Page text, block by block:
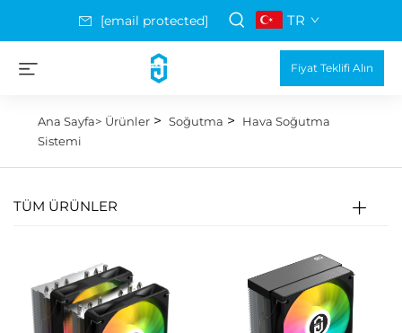
[email protected] TR
Fiyat Teklifi Alın
Ana Sayfa> Ürünler> Soğutma >
Hava Soğutma
Sistemi
TÜM ÜRÜNLER